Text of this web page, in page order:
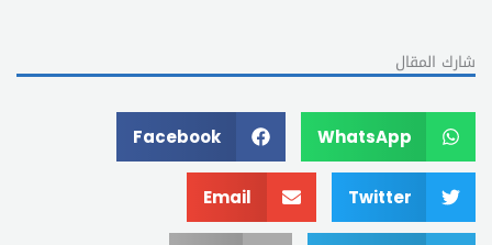
شارك المقال
WhatsApp
Facebook
Twitter
Email